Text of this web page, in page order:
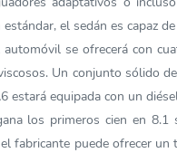
el sedán es
se ofrecerá con
Un conjunto
estará equipada con un
los primeros cien en
fabricante puede ofrecer